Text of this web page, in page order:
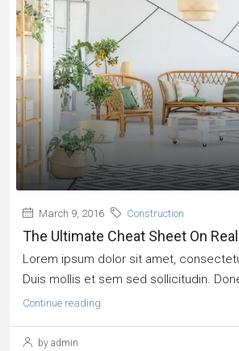
March 9, 2016 Construction
The Ultimate Cheat Sheet On
Lorem ipsum dolor sit amet,
Duis mollis et sem sed sollicitudin.
Continue reading
by admin